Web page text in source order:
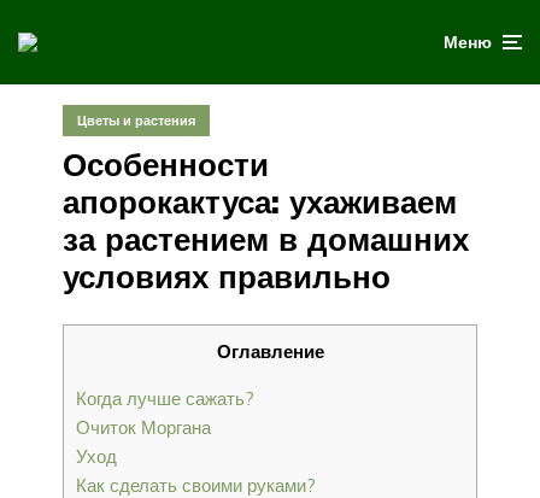
Меню
Цветы и растения
Особенности
апорокактуса: ухаживаем
за растением в домашних
условиях правильно
Оглавление
Когда лучше сажать?
Очиток Моргана
Уход
Как сделать своими руками?